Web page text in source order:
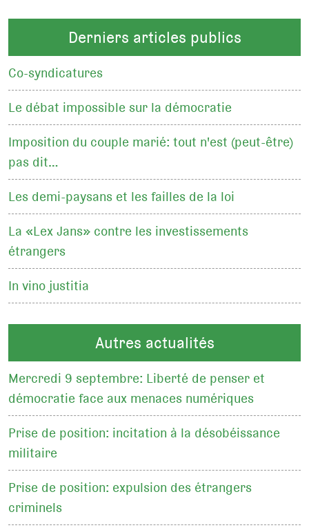
Derniers articles publics
Co-syndicatures
Le débat impossible sur la démocratie
Imposition du couple marié: tout n'est (peut-être)
pas dit…
Les demi-paysans et les failles de la loi
La «Lex Jans» contre les investissements
étrangers
In vino justitia
Autres actualités
Mercredi 9 septembre: Liberté de penser et
démocratie face aux menaces numériques
Prise de position: incitation à la désobéissance
militaire
Prise de position: expulsion des étrangers
criminels